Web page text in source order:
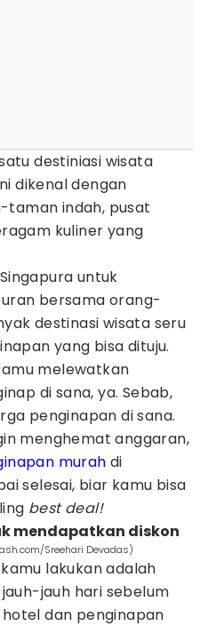
destiniasi wisata
dikenal dengan
indah, pusat
kuliner yang
untuk
bersama orang-
destinasi wisata seru
yang bisa dituju.
melewatkan
di sana, ya. Sebab,
penginapan di sana.
menghemat anggaran,
murah di
selesai, biar kamu bisa
best deal!
mendapatkan diskon
Sreehari Devadas)
lakukan adalah
jauh hari sebelum
dan penginapan